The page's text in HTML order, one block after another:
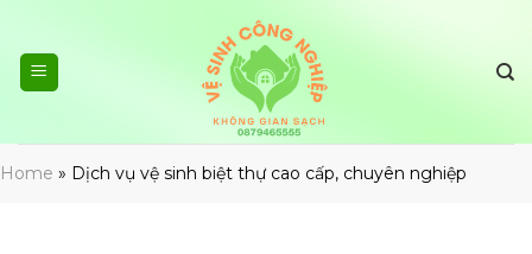
content
Home » Dịch vụ vệ sinh biệt thự cao cấp, chuyên nghiệp